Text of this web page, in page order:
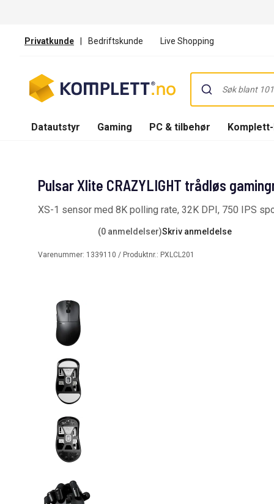
Privatkunde | Bedriftskunde Live Shopping
Datautstyr Gaming PC & tilbehør
Pulsar Xlite CRAZYLIGHT trådløs
XS-1 sensor med 8K polling rate, 32K DPI, 750 IPS
(0 anmeldelser)Skriv anmeldelse
Varenummer: 1339110 / Produktnr.: PXLCL201